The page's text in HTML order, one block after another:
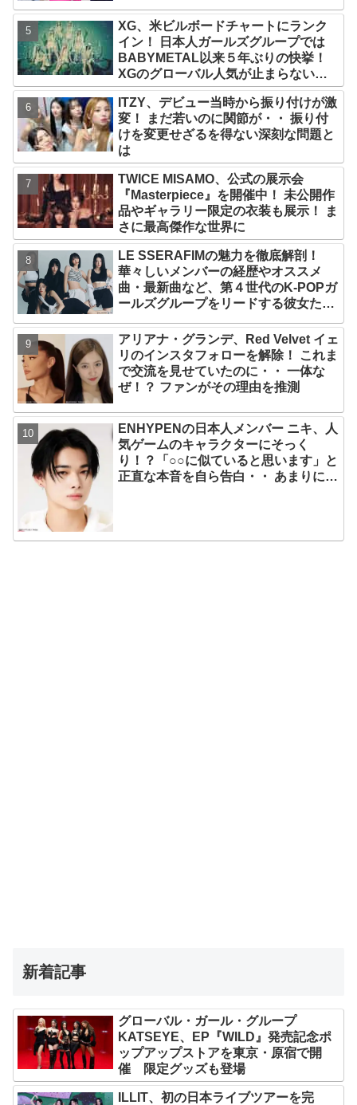
XG、米ビルボードチャートにランク
イン！ 日本人ガールズグループでは
BABYMETAL以来５年ぶりの快挙！
XGのグローバル人気が止まらない…
「コーチェラ2025」にも日本人唯一の
出演
ITZY、デビュー当時から振り付けが激
変！ まだ若いのに関節が・・ 振り付
けを変更せざるを得ない深刻な問題と
は
TWICE MISAMO、公式の展示会
『Masterpiece』を開催中！ 未公開作
品やギャラリー限定の衣装も展示！ ま
さに最高傑作な世界に
LE SSERAFIMの魅力を徹底解剖！
華々しいメンバーの経歴やオススメ
曲・最新曲など、第４世代のK-POPガ
ールズグループをリードする彼女たち
アリアナ・グランデ、Red Velvet イェ
リのインスタフォローを解除！ これま
で交流を見せていたのに・・ 一体な
ぜ！？ ファンがその理由を推測
ENHYPENの日本人メンバー ニキ、人
気ゲームのキャラクターにそっく
り！？「○○に似ていると思います」と
正直な本音を自ら告白・・ あまりにも
新着記事
グローバル・ガール・グループ
KATSEYE、EP『WILD』発売記念ポ
ップアップストアを東京・原宿で開
催 限定グッズも登場
ILLIT、初の日本ライブツアーを完